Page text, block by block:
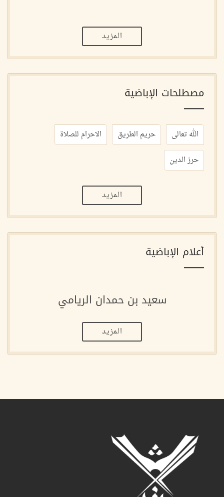
المزيد
مصطلحات الإباضية
الله تعالى حريم الطريق
الاحرام للصلاة
حرز الدين
المزيد
أعلام الإباضية
سعيد بن حمدان الريامي
المزيد